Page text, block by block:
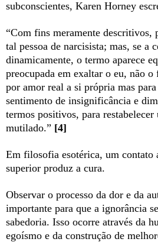
subconscientes, Karen Horney
“Com fins meramente descritivos,
tal pessoa de narcisista; mas, se a
dinamicamente, o termo aparece
preocupada em exaltar o eu, não
por amor real a si própria mas
sentimento de insignificância e
termos positivos, para restabelecer
mutilado.” [4]
Em filosofia esotérica, um contato
superior produz a cura.
Observar o processo da dor e da
importante para que a ignorância
sabedoria. Isso ocorre através da
egoísmo e da construção de